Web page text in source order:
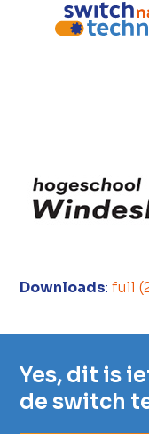
Open
Close
Downloads:full
Yes, dit is
de switch